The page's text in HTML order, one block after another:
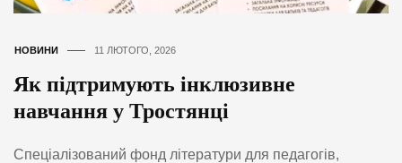
НОВИНИ 11 ЛЮТОГО, 2026
Як підтримують інклюзивне
навчання у Тростянці
Спеціалізований фонд літератури для педагогів,